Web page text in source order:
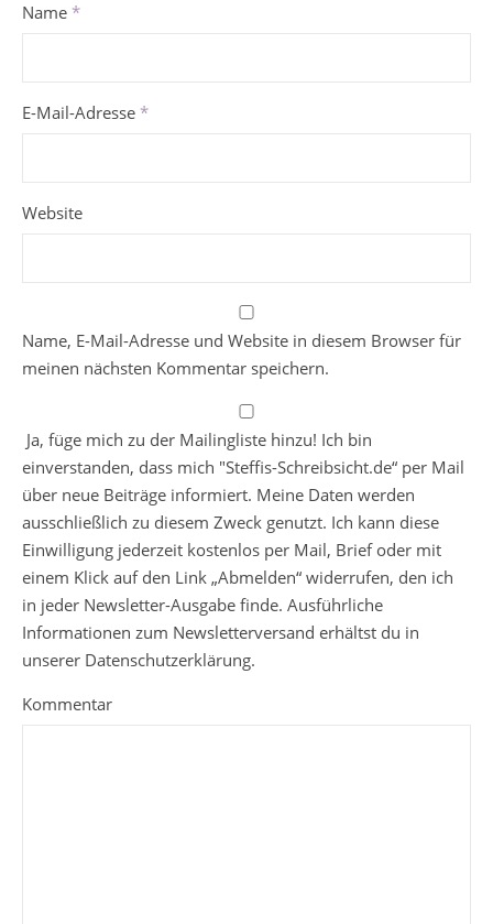
Name *
E-Mail-Adresse *
Website
Name, E-Mail-Adresse und Website in diesem Browser für
meinen nächsten Kommentar speichern.
Ja, füge mich zu der Mailingliste hinzu! Ich bin
einverstanden, dass mich "Steffis-Schreibsicht.de“ per Mail
über neue Beiträge informiert. Meine Daten werden
ausschließlich zu diesem Zweck genutzt. Ich kann diese
Einwilligung jederzeit kostenlos per Mail, Brief oder mit
einem Klick auf den Link „Abmelden“ widerrufen, den ich
in jeder Newsletter-Ausgabe finde. Ausführliche
Informationen zum Newsletterversand erhältst du in
unserer Datenschutzerklärung.
Kommentar